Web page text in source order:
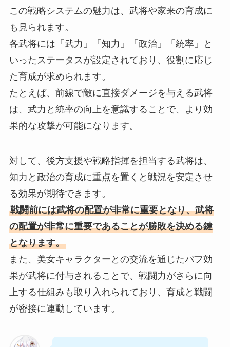
この戦略システムの魅力は、武将や家来の育成に
も見られます。
各武将には「武力」「知力」「政治」「統率」と
いったステータスが設定されており、役割に応じ
た育成が求められます。
たとえば、前線で敵に直接ダメージを与える武将
は、武力と統率の向上を意識することで、より効
果的な攻撃が可能になります。
対して、後方支援や戦略指揮を担当する武将は、
知力と政治の育成に重点を置くと戦況を安定させ
る効果が期待できます。
戦闘前には武将の配置が非常に重要となり、武将
の配置が非常に重要であることが勝敗を決める鍵
となります。
また、美女キャラクターとの交流を通じたバフ効
果が武将に付与されることで、戦闘力がさらに向
上する仕組みも取り入れられており、育成と戦闘
が密接に連動しています。